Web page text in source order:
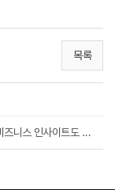
목록
베리타스 품은 코헤시티…“보호는 기본, 비즈니스 인사이트도 제공”